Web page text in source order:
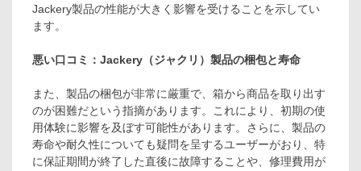
Jackery製品の性能が大きく影響を受けることを示してい
ます。
悪い口コミ：Jackery（ジャクリ）製品の梱包と寿命
また、製品の梱包が非常に厳重で、箱から商品を取り出す
のが困難だという指摘があります。これにより、初期の使
用体験に影響を及ぼす可能性があります。さらに、製品の
寿命や耐久性についても疑問を呈するユーザーがおり、特
に保証期間が終了した直後に故障することや、修理費用が